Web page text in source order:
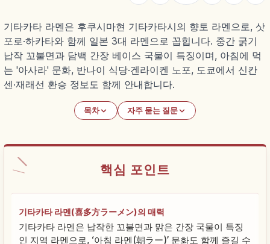
기타카타 라멘은 후쿠시마현 기타카타시의 향토 라멘으로, 삿
포로·하카타와 함께 일본 3대 라멘으로 꼽힙니다. 중간 굵기
납작 꼬불면과 담백 간장 베이스 국물이 특징이며, 아침에 먹
는 '아사라' 문화, 반나이 식당·겐라이켄 노포, 도쿄에서 신칸
센·재래선 환승 정보도 함께 안내합니다.
목차 자주 묻는 질문
핵심 포인트
기타카타 라멘(喜多方ラーメン)의 매력
기타카타 라멘은 납작한 꼬불면과 맑은 간장 국물이 특징
인 지역 라멘으로, ‘아침 라멘(朝ラー)’ 문화도 함께 즐길 수